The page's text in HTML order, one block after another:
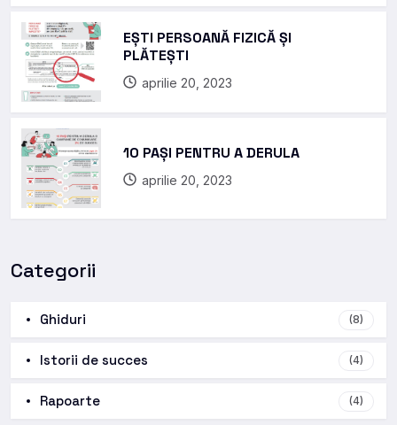
EȘTI PERSOANĂ FIZICĂ ȘI
PLĂTEȘTI
aprilie 20, 2023
10 PAȘI PENTRU A DERULA
aprilie 20, 2023
Categorii
Ghiduri (8)
Istorii de succes (4)
Rapoarte (4)